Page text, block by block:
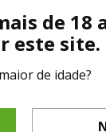
de 18
este site.
de idade?